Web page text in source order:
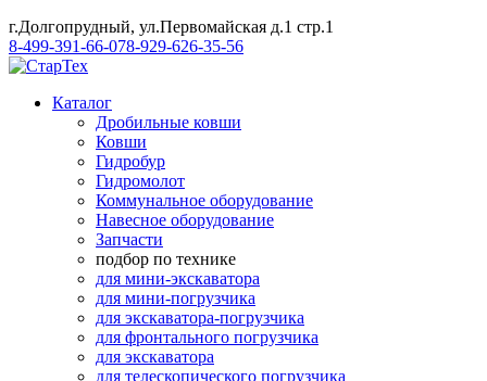
г.Долгопрудный, ул.Первомайская д.1 стр.1
8-499-391-66-078-929-626-35-56
Каталог
Дробильные ковши
Ковши
Гидробур
Гидромолот
Коммунальное оборудование
Навесное оборудование
Запчасти
подбор по технике
для мини-экскаватора
для мини-погрузчика
для экскаватора-погрузчика
для фронтального погрузчика
для экскаватора
для телескопического погрузчика